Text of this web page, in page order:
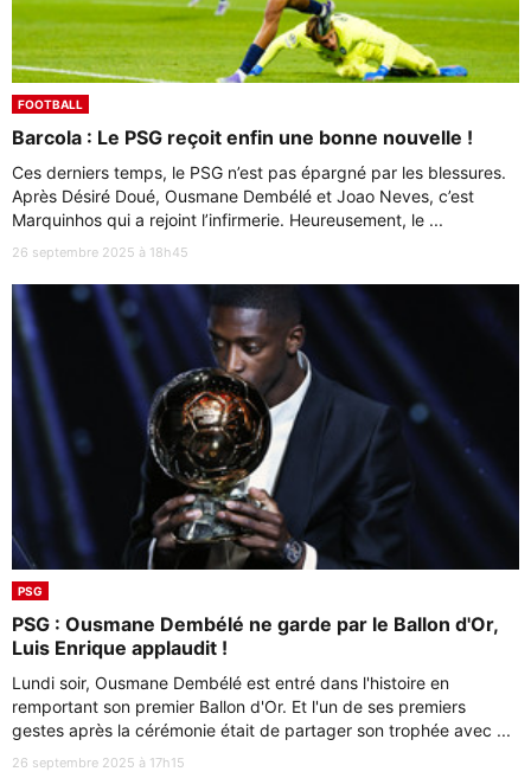
FOOTBALL
Barcola : Le PSG reçoit enfin une bonne nouvelle !
Ces derniers temps, le PSG n’est pas épargné par les blessures.
Après Désiré Doué, Ousmane Dembélé et Joao Neves, c’est
Marquinhos qui a rejoint l’infirmerie. Heureusement, le ...
26 septembre 2025 à 18h45
PSG
PSG : Ousmane Dembélé ne garde par le Ballon d'Or,
Luis Enrique applaudit !
Lundi soir, Ousmane Dembélé est entré dans l'histoire en
remportant son premier Ballon d'Or. Et l'un de ses premiers
gestes après la cérémonie était de partager son trophée avec ...
26 septembre 2025 à 17h15